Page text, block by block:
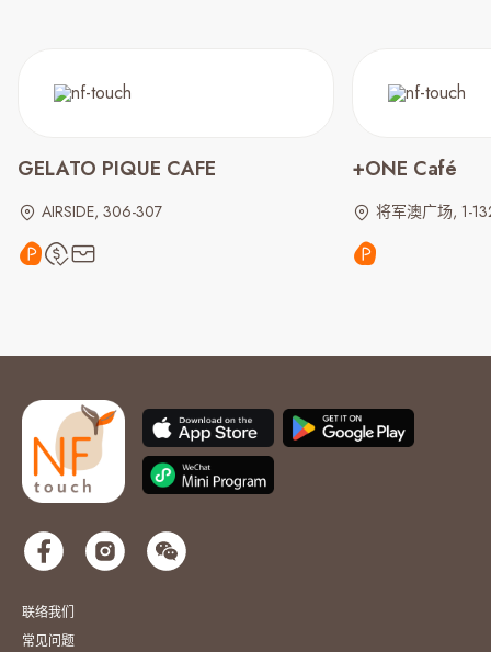
GELATO PIQUE CAFE
AIRSIDE, 306-307
+ONE Café
将军澳广场, 1-
联络我们
常见问题